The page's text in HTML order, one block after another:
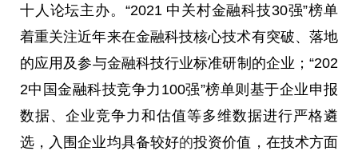
十人论坛主办。“2021 中关村金融科技30强”榜单
着重关注近年来在金融科技核心技术有突破、落地
的应用及参与金融科技行业标准研制的企业；“202
2中国金融科技竞争力100强”榜单则基于企业申报
数据、企业竞争力和估值等多维数据进行严格遴
选，入围企业均具备较好的投资价值，在技术方面